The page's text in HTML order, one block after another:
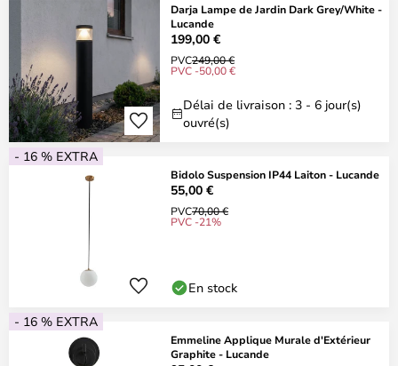
Darja Lampe de Jardin Dark Grey/White -
Lucande
199,00 €
PVC249,00 €
PVC -50,00 €
Délai de livraison : 3 - 6 jour(s)
ouvré(s)
- 16 % EXTRA
Bidolo Suspension IP44 Laiton - Lucande
55,00 €
PVC70,00 €
PVC -21%
En stock
- 16 % EXTRA
Emmeline Applique Murale d'Extérieur
Graphite - Lucande